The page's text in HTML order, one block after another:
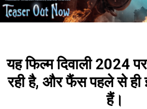
यह फिल्म दिवाली 2024
रही है, और फैंस पहले से ही
हैं।